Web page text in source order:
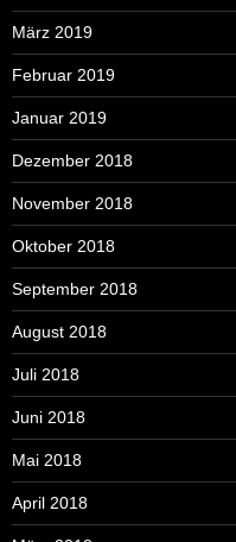
März 2019
Februar 2019
Januar 2019
Dezember 2018
November 2018
Oktober 2018
September 2018
August 2018
Juli 2018
Juni 2018
Mai 2018
April 2018